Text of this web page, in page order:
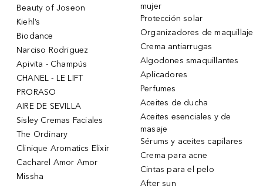
Beauty of Joseon
Kiehl’s
Biodance
Narciso Rodriguez
Apivita - Champús
CHANEL - LE LIFT
PRORASO
AIRE DE SEVILLA
Sisley Cremas Faciales
The Ordinary
Clinique Aromatics Elixir
Cacharel Amor Amor
Missha
mujer
Protección solar
Organizadores de maquillaje
Crema antiarrugas
Algodones smaquillantes
Aplicadores
Perfumes
Aceites de ducha
Aceites esenciales y de
masaje
Sérums y aceites capilares
Crema para acne
Cintas para el pelo
After sun